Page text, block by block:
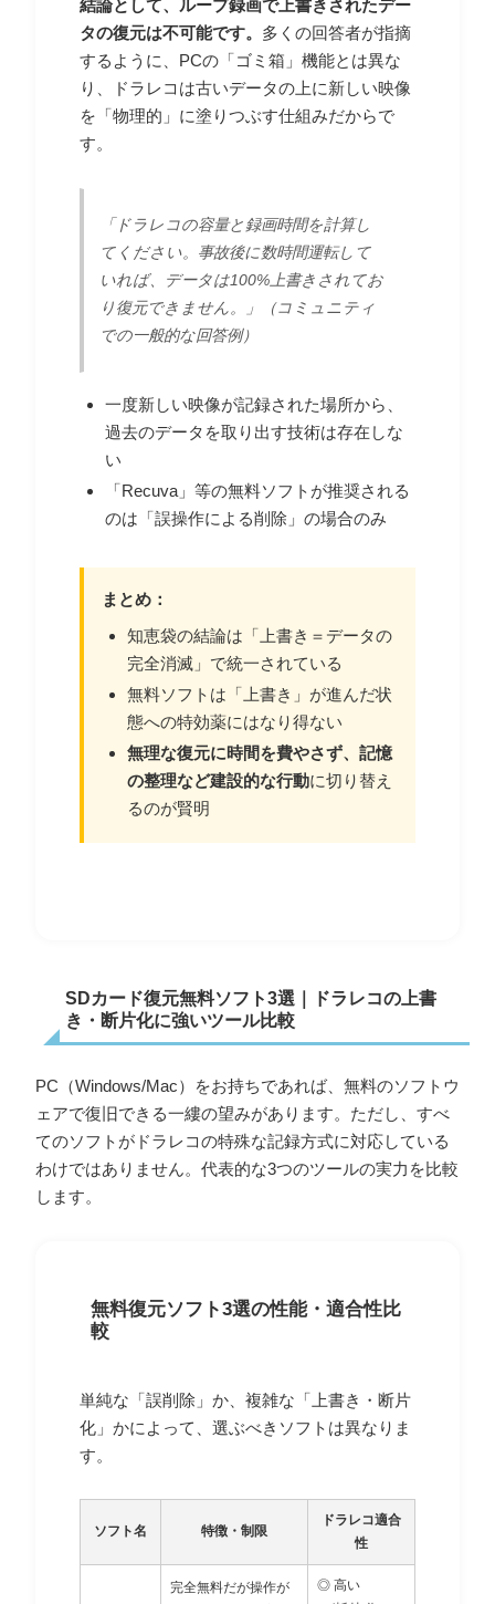
結論として、ループ録画で上書きされたデー
タの復元は不可能です。 多くの回答者が指摘
するように、PCの「ゴミ箱」機能とは異な
り、ドラレコは古いデータの上に新しい映像
を「物理的」に塗りつぶす仕組みだからで
す。
「ドラレコの容量と録画時間を計算し
てください。事故後に数時間運転して
いれば、データは100%上書きされてお
り復元できません。」（コミュニティ
での一般的な回答例）
一度新しい映像が記録された場所から、
過去のデータを取り出す技術は存在しな
い
「Recuva」等の無料ソフトが推奨される
のは「誤操作による削除」の場合のみ
まとめ：
知恵袋の結論は「上書き＝データの
完全消滅」で統一されている
無料ソフトは「上書き」が進んだ状
態への特効薬にはなり得ない
無理な復元に時間を費やさず、記憶
の整理など建設的な行動に切り替え
るのが賢明
SDカード復元無料ソフト3選｜ドラレコの上書
き・断片化に強いツール比較
PC（Windows/Mac）をお持ちであれば、無料のソフトウ
ェアで復旧できる一縷の望みがあります。ただし、すべ
てのソフトがドラレコの特殊な記録方式に対応している
わけではありません。代表的な3つのツールの実力を比較
します。
無料復元ソフト3選の性能・適合性比
較
単純な「誤削除」か、複雑な「上書き・断片
化」かによって、選ぶべきソフトは異なりま
す。
ソフト名 特徴・制限
ドラレコ適合
性
完全無料だが操作が
◎ 高い